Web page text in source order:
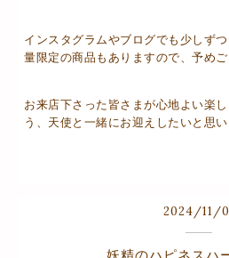
インスタグラムやブログでも少しず
量限定の商品もありますので、予めご
お来店下さった皆さまが心地よい楽
う、天使と一緒にお迎えしたいと思
2024/11 /
妖精のハピネスハ